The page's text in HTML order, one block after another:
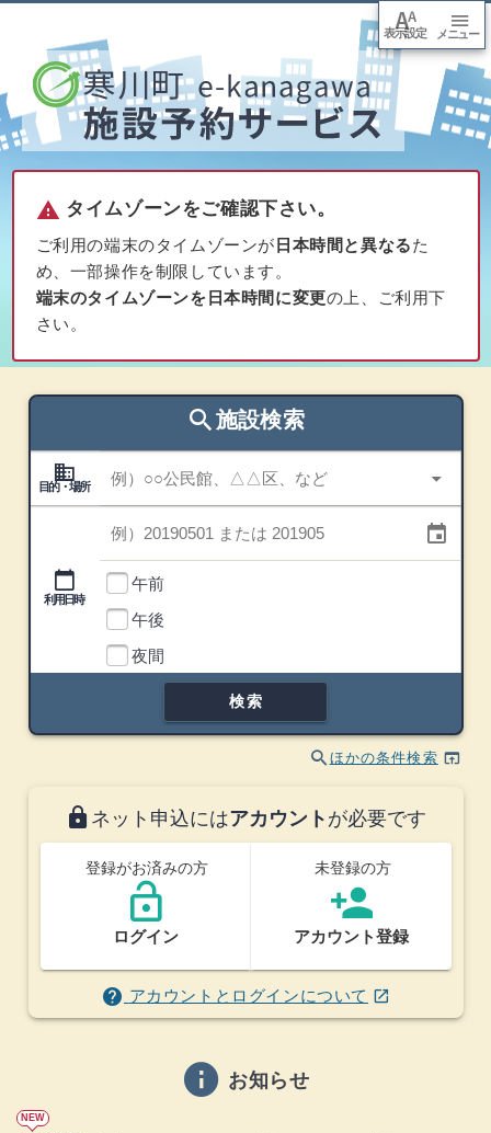
arrow_downward
へ移
font_adjuster
表示設定
menu
メニュー
warning タイムゾーンをご確認下さい。
ご利用の端末のタイムゾーンが 日本時間と異なるた
め、一部操作を制限しています。
端末のタイムゾーンを日本時間に変更の上、ご利用下
さい。
search施設検索
domain
目的・場所 arrow_drop_down
calendar_today
利用日時
event
午前
午後
夜間
検索
search ほかの条件検索 open_in_browser
lock ネット申込にはアカウント が必要です
登録がお済みの方
lock_open
ログイン
未登録の方
person_add
アカウント登録
help アカウントとログインについて open_in_new
info お知らせ
NEW